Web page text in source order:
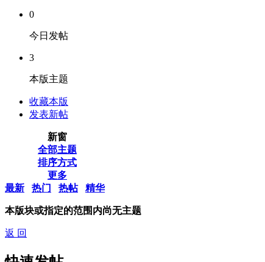
0
今日发帖
3
本版主题
收藏本版
发表新帖
新窗
全部主题
排序方式
更多
最新
热门 热帖 精华
本版块或指定的范围内尚无主题
返 回